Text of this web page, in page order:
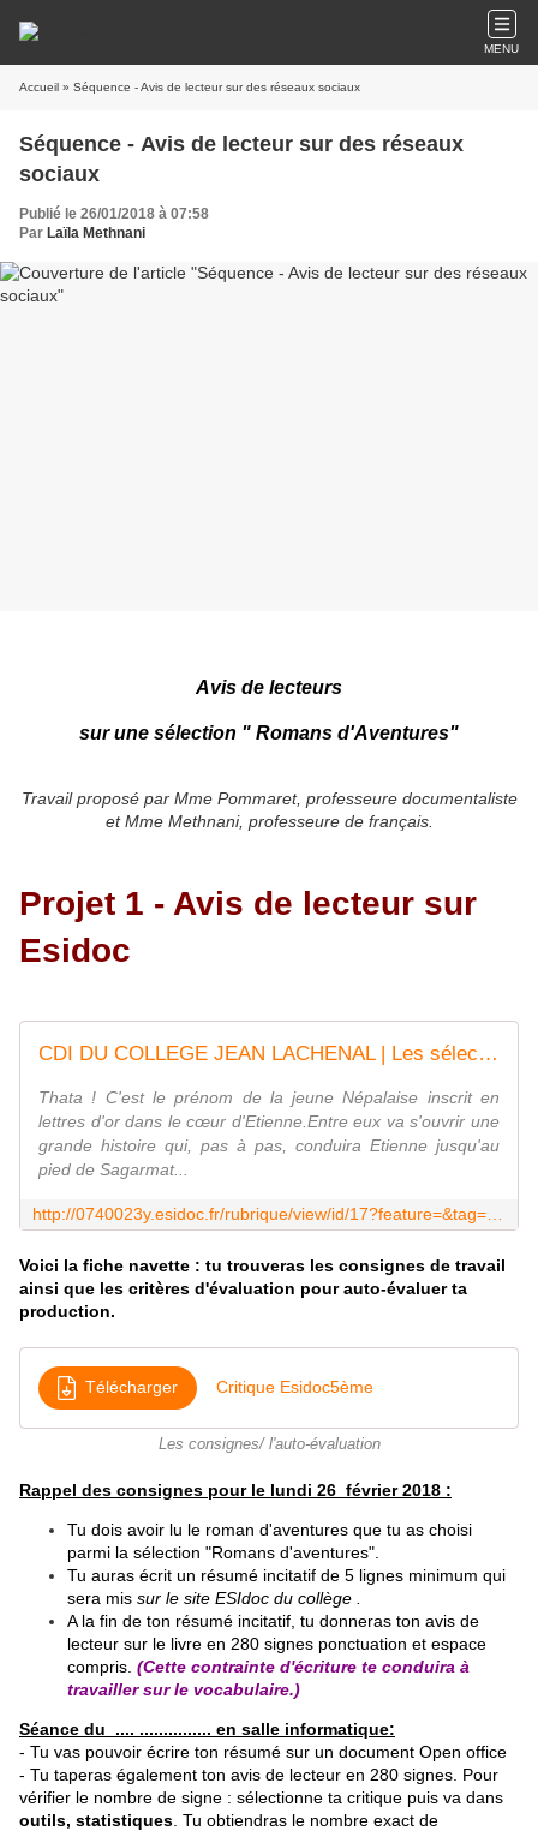
MENU
Accueil » Séquence - Avis de lecteur sur des réseaux sociaux
Séquence - Avis de lecteur sur des réseaux
sociaux
Publié le 26/01/2018 à 07:58
Par Laïla Methnani
Avis de lecteurs
sur une sélection " Romans d'Aventures"
Travail proposé par Mme Pommaret, professeure documentaliste
et Mme Methnani, professeure de français.
Projet 1 - Avis de lecteur sur
Esidoc
CDI DU COLLEGE JEAN LACHENAL | Les sélections thématiques
Thata ! C'est le prénom de la jeune Népalaise inscrit en
lettres d'or dans le cœur d'Etienne.Entre eux va s'ouvrir une
grande histoire qui, pas à pas, conduira Etienne jusqu'au
pied de Sagarmat...
Voici la fiche navette : tu trouveras les consignes de travail
ainsi que les critères d'évaluation pour auto-évaluer ta
production.
Télécharger Critique Esidoc5ème
Les consignes/ l'auto-évaluation
Rappel des consignes pour le lundi 26 février 2018 :
Tu dois avoir lu le roman d'aventures que tu as choisi
parmi la sélection "Romans d'aventures".
Tu auras écrit un résumé incitatif de 5 lignes minimum qui
sera mis sur le site ESIdoc du collège .
A la fin de ton résumé incitatif, tu donneras ton avis de
lecteur sur le livre en 280 signes ponctuation et espace
compris. (Cette contrainte d'écriture te conduira à
travailler sur le vocabulaire.)
Séance du .... ............... en salle informatique:
- Tu vas pouvoir écrire ton résumé sur un document Open office
- Tu taperas également ton avis de lecteur en 280 signes. Pour
vérifier le nombre de signe : sélectionne ta critique puis va dans
outils, statistiques . Tu obtiendras le nombre exact de